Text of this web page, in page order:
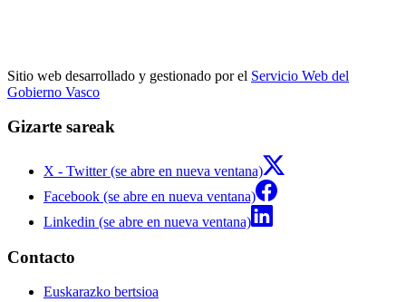
Sitio web desarrollado y gestionado por el Servicio Web del
Gobierno Vasco
Gizarte sareak
X - Twitter (se abre en nueva ventana)
Facebook (se abre en nueva ventana)
Linkedin (se abre en nueva ventana)
Contacto
Euskarazko bertsioa